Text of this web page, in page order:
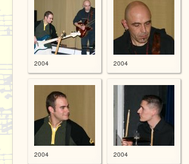
Proben
Kontakt / Datenschutz
2004 2004
2004 2004